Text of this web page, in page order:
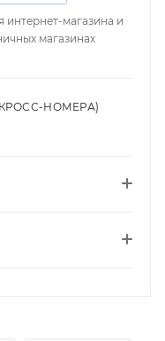
интернет-магазина и
магазинах
НОМЕРА)